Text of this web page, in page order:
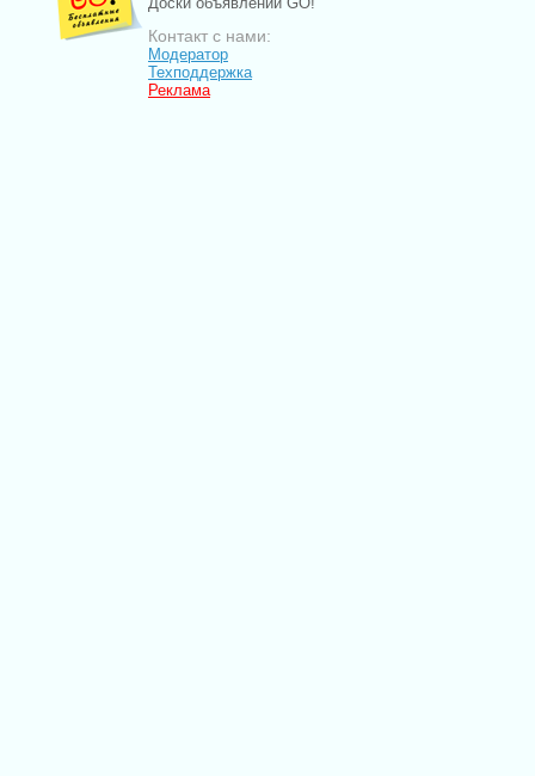
Контакт с нами:
Модератор
Техподдержка
Реклама